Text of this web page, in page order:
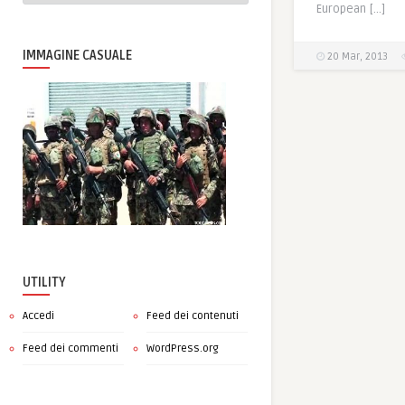
IMMAGINE CASUALE
UTILITY
Accedi Feed dei contenuti
Feed dei commenti WordPress.org
European […]
20 Mar, 2013